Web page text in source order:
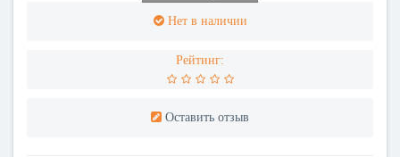
Нет в наличии
Рейтинг:
Оставить отзыв